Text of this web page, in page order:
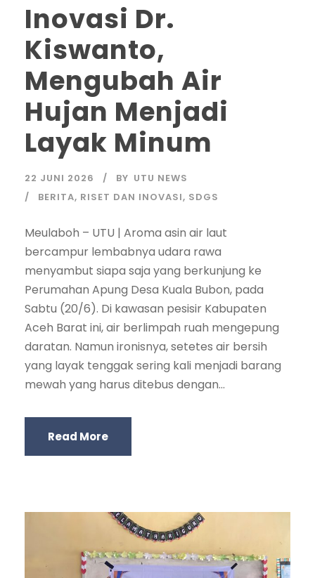
Inovasi Dr.
Kiswanto,
Mengubah Air
Hujan Menjadi
Layak Minum
22 JUNI 2026 BY UTU NEWS
BERITA, RISET DAN INOVASI, SDGS
Meulaboh – UTU | Aroma asin air laut
bercampur lembabnya udara rawa
menyambut siapa saja yang berkunjung ke
Perumahan Apung Desa Kuala Bubon, pada
Sabtu (20/6). Di kawasan pesisir Kabupaten
Aceh Barat ini, air berlimpah ruah mengepung
daratan. Namun ironisnya, setetes air bersih
yang layak tenggak sering kali menjadi barang
mewah yang harus ditebus dengan...
Read More